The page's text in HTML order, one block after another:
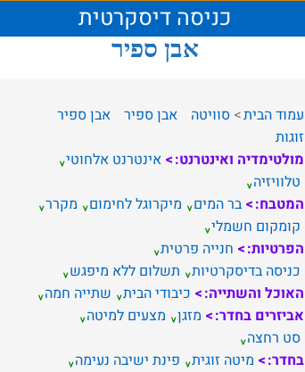
כניסה דיסקרטית
אבן ספיר
עמוד הבית סוויטה אבן ספיר
אבן ספיר
זוגות
מולטימדיה ואינטרנט:
אינטרנט אלחוטי
טלוויזיה
המטבח:
בר המים מיקרוגל לחימום
מקרר
קומקום חשמלי
הפרטיות:
חנייה פרטית
כניסה בדיסקרטיות תשלום ללא מיפגש
האוכל והשתייה:
כיבודי הבית שתייה חמה
אביזרים בחדר:
מזגן מצעים למיטה
סט רחצה
בחדר:
מיטה זוגית פינת ישיבה נעימה